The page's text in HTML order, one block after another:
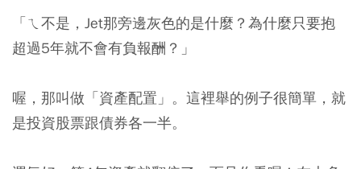
「ㄟ不是，Jet那旁邊灰色的是什麼？為什麼只要抱
超過5年就不會有負報酬？」
喔，那叫做「資產配置」。這裡舉的例子很簡單，就
是投資股票跟債券各一半。